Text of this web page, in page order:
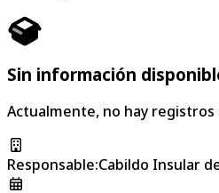
Sin información
Actualmente, no hay
Responsable:Cabildo Insular